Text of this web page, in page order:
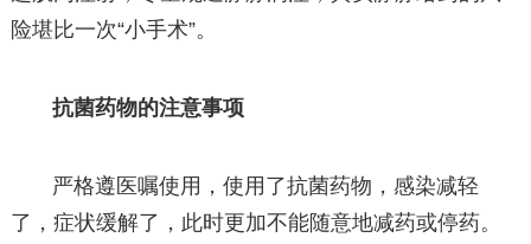
险堪比一次“小手术”。
抗菌药物的注意事项
严格遵医嘱使用，使用了抗菌药物，感染减轻
了，症状缓解了，此时更加不能随意地减药或停药。